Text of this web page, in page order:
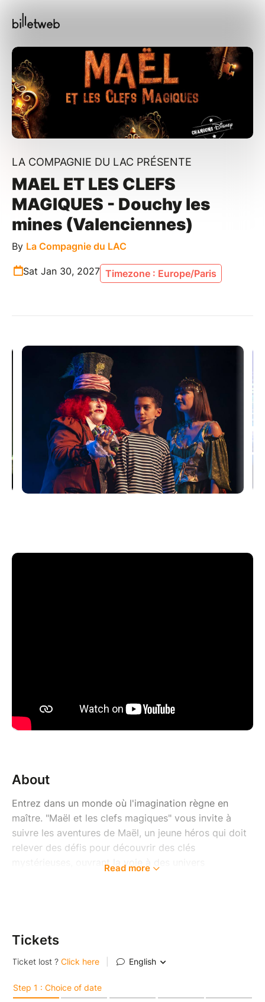
LA COMPAGNIE DU LAC PRÉSENTE
MAEL ET LES CLEFS
MAGIQUES - Douchy les
mines (Valenciennes)
By La Compagnie du LAC
Sat Jan 30, 2027 Timezone : Europe/Paris
About
Entrez dans un monde où l'imagination règne en
maître. "Maël et les clefs magiques" vous invite à
suivre les aventures de Maël, un jeune héros qui doit
relever des défis pour découvrir des clés
mystérieuses, ouvrant la voie à des univers
l'amitié, le tout porté par des chansons
divertissant, vous promet un moment de magie à
Read more
Tickets